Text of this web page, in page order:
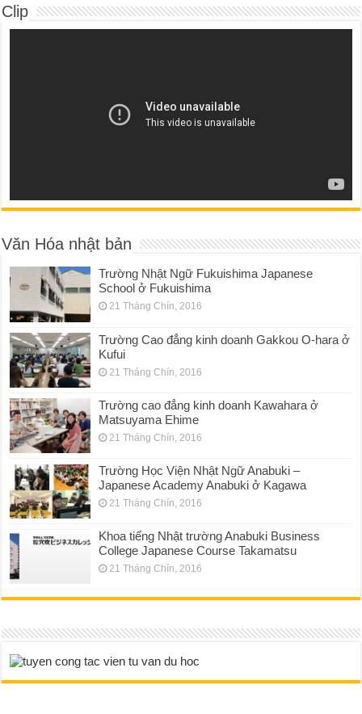
Clip
Văn Hóa nhật bản
Trường Nhật Ngữ Fukuishima Japanese
School ở Fukuishima
21 Tháng Chín, 2016
Trường Cao đẳng kinh doanh Gakkou O-hara ở
Kufui
21 Tháng Chín, 2016
Trường cao đẳng kinh doanh Kawahara ở
Matsuyama Ehime
21 Tháng Chín, 2016
Trường Học Viện Nhật Ngữ Anabuki –
Japanese Academy Anabuki ở Kagawa
21 Tháng Chín, 2016
Khoa tiếng Nhật trường Anabuki Business
College Japanese Course Takamatsu
21 Tháng Chín, 2016